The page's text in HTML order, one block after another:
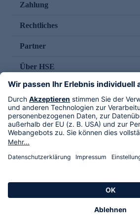
Zahlung
Rechtliches
Partner
Über HSE
Im TV
HSE International